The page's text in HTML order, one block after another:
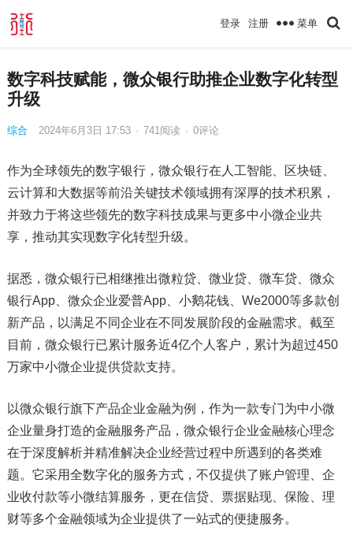
登录 注册 菜单
数字科技赋能，微众银行助推企业数字化转型
升级
综合 2024年6月3日 17:53 · 741 阅读 · 0评论
作为全球领先的数字银行，微众银行在人工智能、区块链、
云计算和大数据等前沿关键技术领域拥有深厚的技术积累，
并致力于将这些领先的数字科技成果与更多中小微企业共
享，推动其实现数字化转型升级。
据悉，微众银行已相继推出微粒贷、微业贷、微车贷、微众
银行App、微众企业爱普App、小鹅花钱、We2000等多款创
新产品，以满足不同企业在不同发展阶段的金融需求。截至
目前，微众银行已累计服务近4亿个人客户，累计为超过450
万家中小微企业提供贷款支持。
以微众银行旗下产品企业金融为例，作为一款专门为中小微
企业量身打造的金融服务产品，微众银行企业金融核心理念
在于深度解析并精准解决企业经营过程中所遇到的各类难
题。它采用全数字化的服务方式，不仅提供了账户管理、企
业收付款等小微结算服务，更在信贷、票据贴现、保险、理
财等多个金融领域为企业提供了一站式的便捷服务。